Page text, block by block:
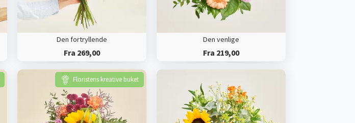
Den fortryllende
Fra 269,00
Den venlige
Fra 219,00
Floristens kreative buket